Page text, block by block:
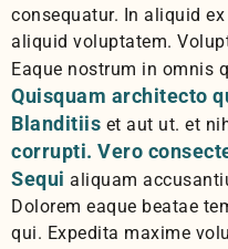
consequatur. In aliquid
aliquid voluptatem.
Eaque nostrum in omnis
Quisquam architecto
Blanditiis et aut ut. et
corrupti. Vero
Sequi aliquam
Dolorem eaque beatae
qui. Expedita maxime